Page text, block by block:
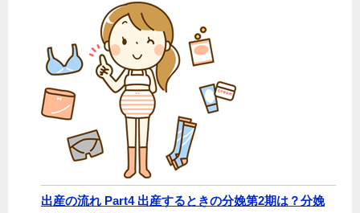
出産の流れ Part4 出産するときの分娩第2期は？分娩